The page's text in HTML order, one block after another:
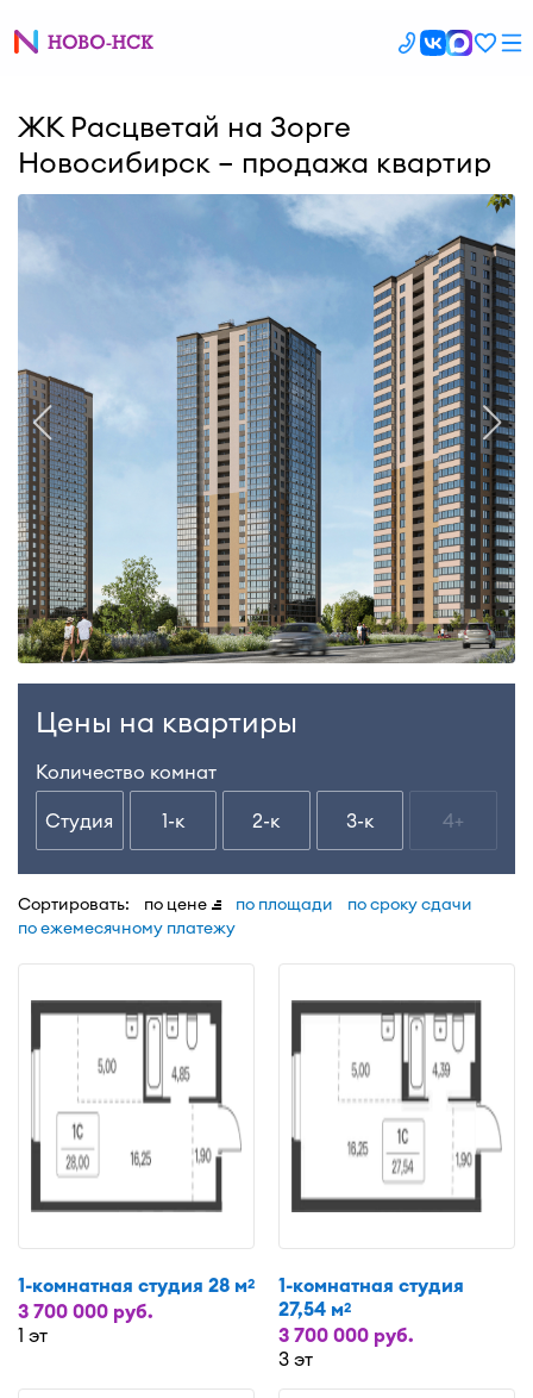
ЖК Расцветай на Зорге
Новосибирск – продажа квартир
Цены на квартиры
Количество комнат
Студия 1-к 2-к 3-к 4+
Сортировать: по цене по площади
по сроку сдачи
по ежемесячному платежу
1-комнатная студия 28 м2
3 700 000 руб.
1 эт
1-комнатная студия
27,54 м2
3 700 000 руб.
3 эт